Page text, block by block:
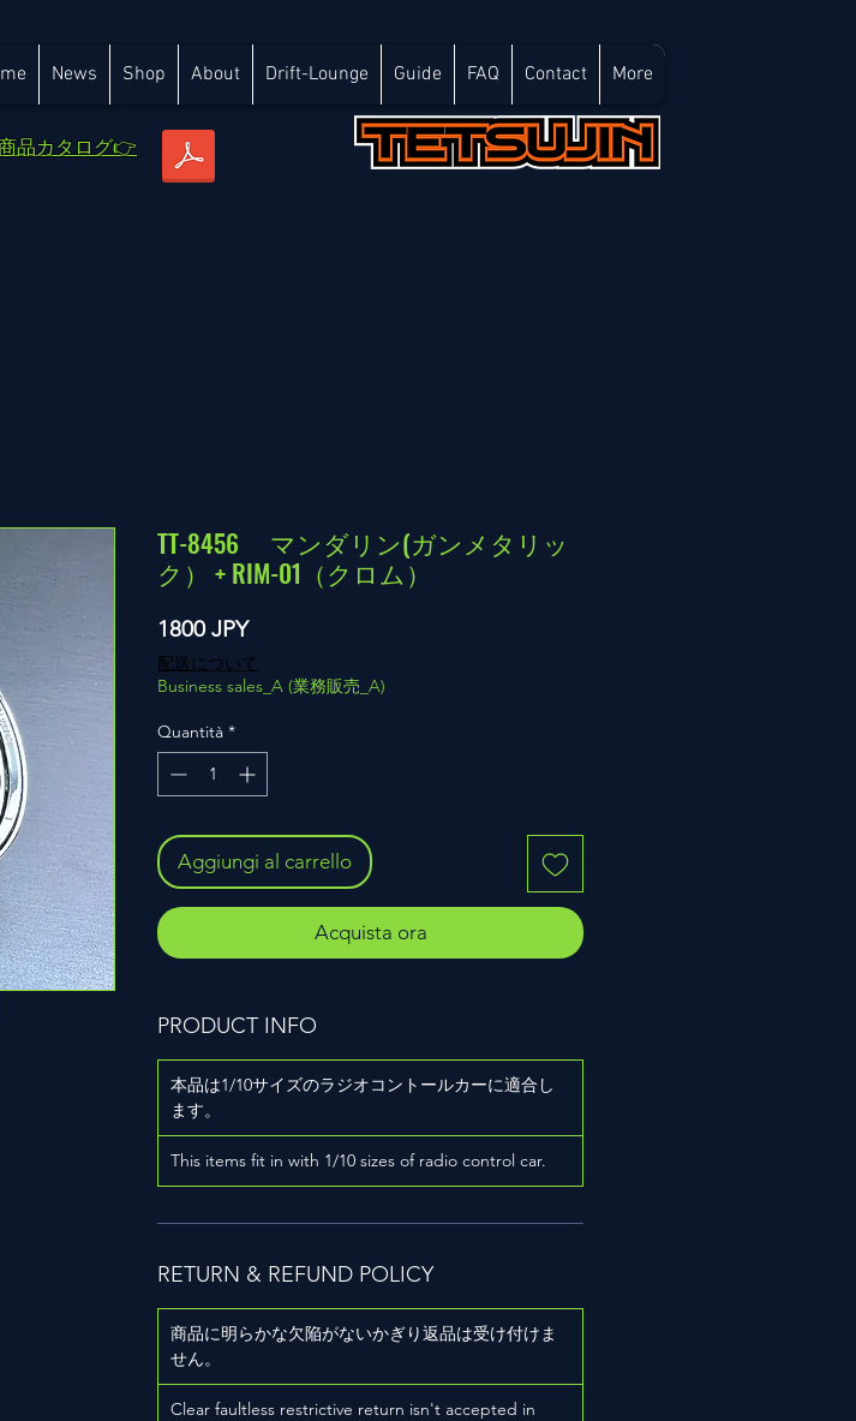
News Shop About Drift-Lounge Guide FAQ Contact More
品カタログ👉
TT-8456 マンダリン(ガンメタリッ
ク） + RIM-01（クロム）
1800 JPYPrezzo
配送について
Business sales_A (業務販売_A)
Quantità *
Aggiungi al carrello
Acquista ora
PRODUCT INFO
本品は1/10サイズのラジオコントールカーに適合し
ます。
This items fit in with 1/10 sizes of radio control car.
RETURN & REFUND POLICY
商品に明らかな欠陥がないかぎり返品は受け付けま
せん。
Clear faultless restrictive return isn't accepted in